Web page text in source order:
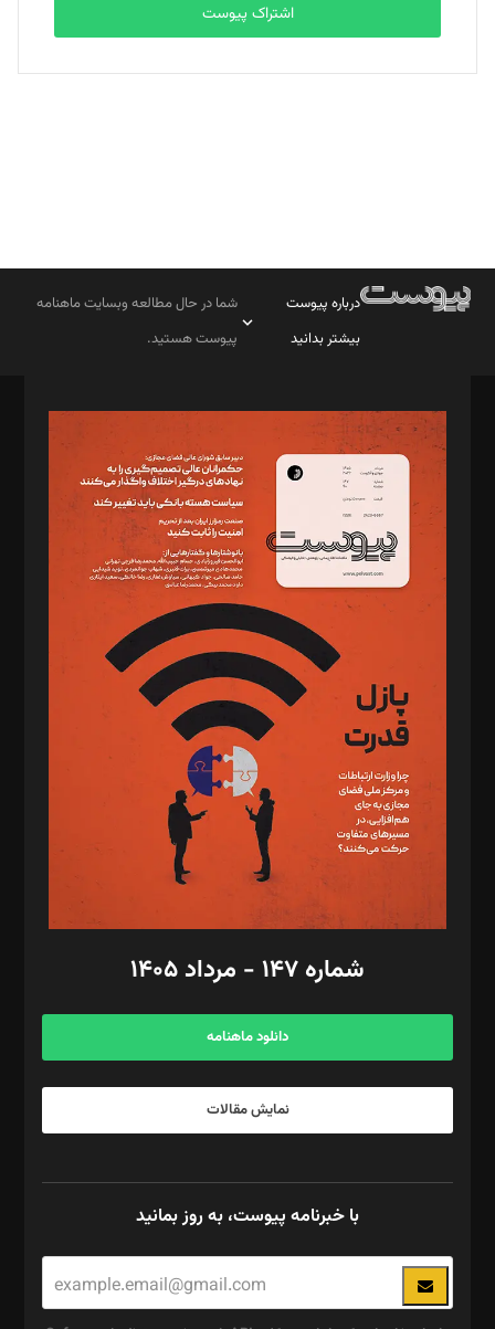
بابک نقاش
تحریریه
اشتراک پیوست
درباره پیوست
بیشتر بدانید
شما در حال مطالعه وبسایت ماهنامه
پیوست هستید.
مدیر مسئول: محمدباقر اثنی‌عشری
سردبیر: مهرک محمودی
دبیر تحریریه: میثم قاسمی
د‌بیر ناداستان: سمانه سمیع
د‌بیر خدمت و تجارت: ابوالفضل رجبی
د‌بیر حقوق فناوری: حسام‌الدین ایپکچی
د‌بیر پیوست جهان: مینا پاکدل
د‌بیر تحریریه آنلاین: بابک نقاش
تحریریه‌: مجتبی محمود‌ی، آرش برهمند، یسنا امان‌پور، سروش کرمیان،
مصطفی مسجدی آرانی، ابوالفضل رجبی، زهرا فکرانه، فائزه فتحی
رستمی،مصطفی باستان
ویرایش: نگار استاد‌‌آقا
طراح یونیفرم: مجید توکلی
فیلمبرداری و عکاسی: امیر شفیعی، مانی لطفی زاده
گرافیک و صفحه‌آرایی: سید‌سبحان‌علی ثابت
مد‌یر توسعه تجاری: کامبیز برید‌
امور مالی: شاپور رهبری، محمد‌ کاظمی‌نیا
آگهی و مشترکین: ۰۹۱۹۹۹۹۰۴۵۴
شماره ۱۴۷ - مرداد ۱۴۰۵
دانلود ماهنامه
نمایش مقالات
با خبرنامه پیوست، به روز بمانید